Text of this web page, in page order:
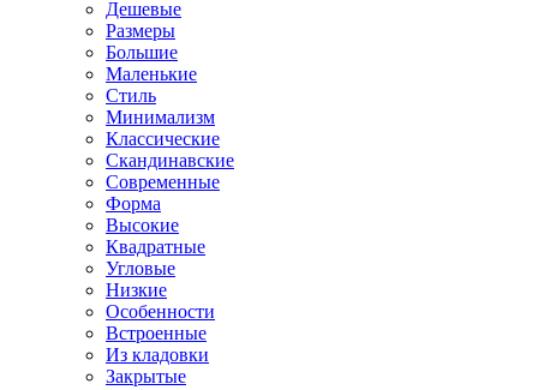
Дешевые
Размеры
Большие
Маленькие
Стиль
Минимализм
Классические
Скандинавские
Современные
Форма
Высокие
Квадратные
Угловые
Низкие
Особенности
Встроенные
Из кладовки
Закрытые